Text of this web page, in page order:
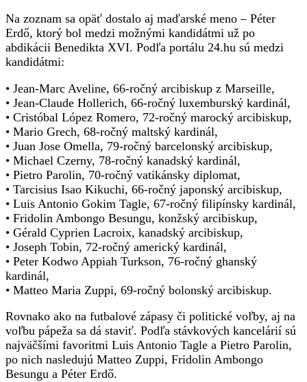
Na zoznam sa opäť dostalo aj maďarské meno – Péter
Erdő, ktorý bol medzi možnými kandidátmi už po
abdikácii Benedikta XVI. Podľa portálu 24.hu sú medzi
kandidátmi:
• Jean-Marc Aveline, 66-ročný arcibiskup z Marseille,
• Jean-Claude Hollerich, 66-ročný luxemburský kardinál,
• Cristóbal López Romero, 72-ročný marocký arcibiskup,
• Mario Grech, 68-ročný maltský kardinál,
• Juan Jose Omella, 79-ročný barcelonský arcibiskup,
• Michael Czerny, 78-ročný kanadský kardinál,
• Pietro Parolin, 70-ročný vatikánsky diplomat,
• Tarcisius Isao Kikuchi, 66-ročný japonský arcibiskup,
• Luis Antonio Gokim Tagle, 67-ročný filipínsky kardinál,
• Fridolin Ambongo Besungu, konžský arcibiskup,
• Gérald Cyprien Lacroix, kanadský arcibiskup,
• Joseph Tobin, 72-ročný americký kardinál,
• Peter Kodwo Appiah Turkson, 76-ročný ghanský
kardinál,
• Matteo Maria Zuppi, 69-ročný bolonský arcibiskup.
Rovnako ako na futbalové zápasy či politické voľby, aj na
voľbu pápeža sa dá staviť. Podľa stávkových kancelárií sú
najväčšími favoritmi Luis Antonio Tagle a Pietro Parolin,
po nich nasledujú Matteo Zuppi, Fridolin Ambongo
Besungu a Péter Erdő.